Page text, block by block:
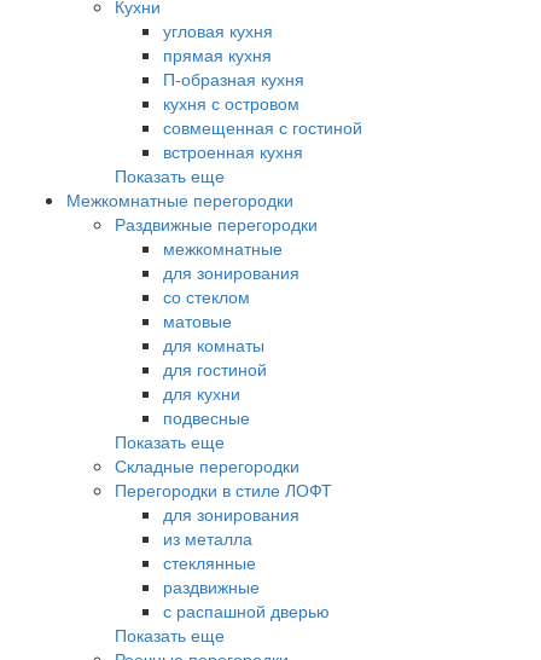
Кухни
угловая кухня
прямая кухня
П-образная кухня
кухня с островом
совмещенная с гостиной
встроенная кухня
Показать еще
Межкомнатные перегородки
Раздвижные перегородки
межкомнатные
для зонирования
со стеклом
матовые
для комнаты
для гостиной
для кухни
подвесные
Показать еще
Складные перегородки
Перегородки в стиле ЛОФТ
для зонирования
из металла
стеклянные
раздвижные
с распашной дверью
Показать еще